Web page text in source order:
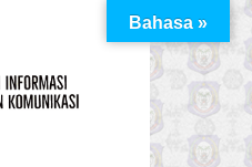
Bahasa »